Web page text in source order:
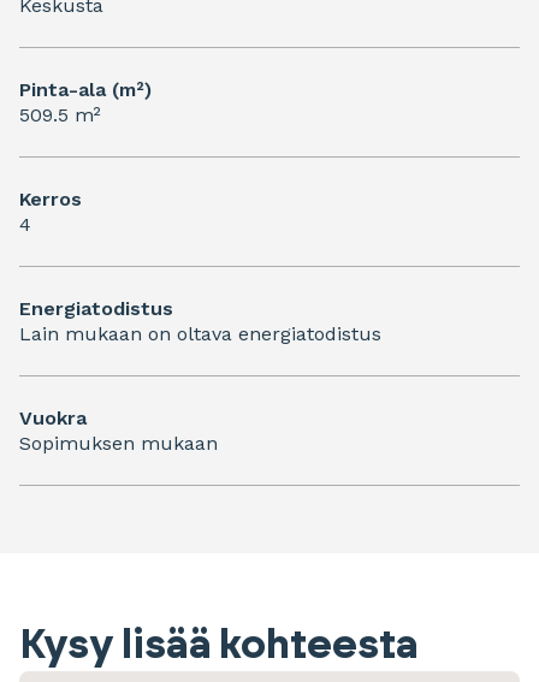
Keskusta
Pinta-ala (m²)
509.5 m²
Kerros
4
Energiatodistus
Lain mukaan on oltava energiatodistus
Vuokra
Sopimuksen mukaan
Kysy lisää kohteesta